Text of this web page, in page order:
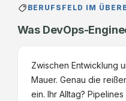
BERUFSFELD IM
Was DevOps-
Zwischen Entwicklung
Mauer. Genau die
ein. Ihr Alltag?